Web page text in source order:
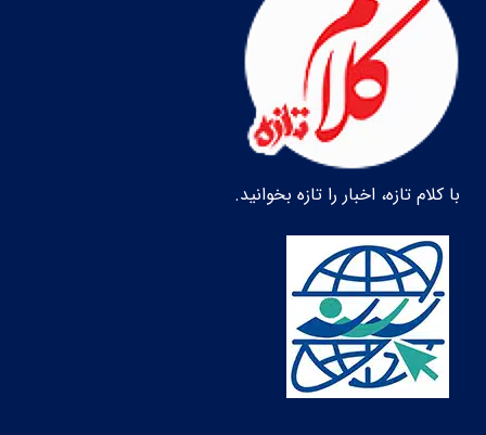
با کلام تازه، اخبار را تازه بخوانید.